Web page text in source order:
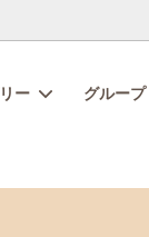
ー グループ